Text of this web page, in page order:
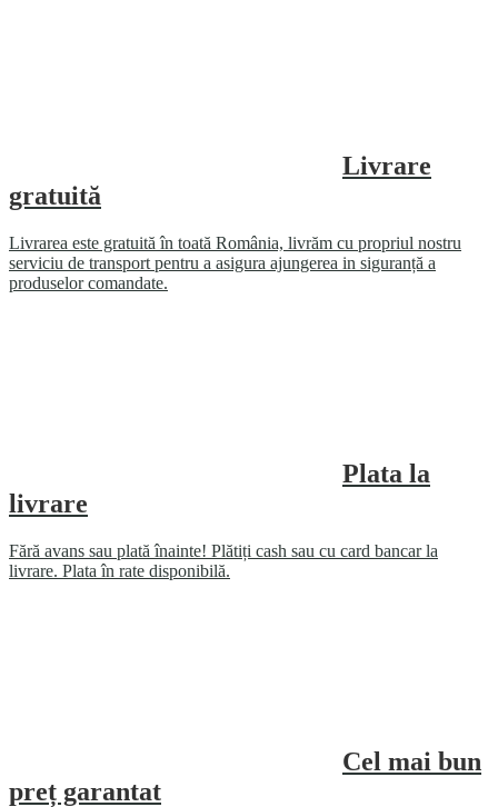
Livrare
gratuită
Livrarea este gratuită în toată România, livrăm cu propriul nostru
serviciu de transport pentru a asigura ajungerea in siguranță a
produselor comandate.
Plata la
livrare
Fără avans sau plată înainte! Plătiți cash sau cu card bancar la
livrare. Plata în rate disponibilă.
Cel mai bun
preț garantat